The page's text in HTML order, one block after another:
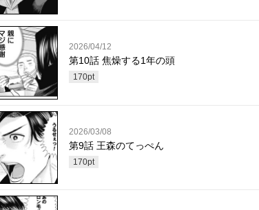
2026/04/12
第10話 焦燥する1年の頭
170pt
2026/03/08
第9話 王森のてっぺん
170pt